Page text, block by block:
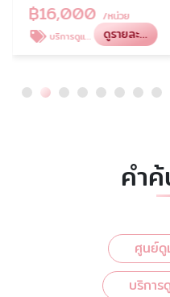
฿16,000 /หน่วย
บริการดูแลผู้สูงอายุ ดูรายละเอียด
คำ
ศูนย์ดู
บริกา